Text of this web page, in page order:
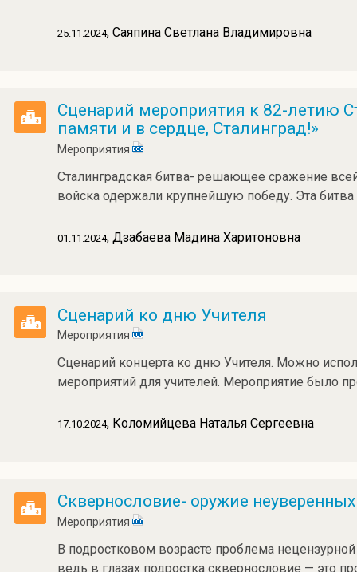
25.11.2024, Саяпина Светлана Владимировна
Сценарий мероприятия к 82-летию
памяти и в сердце, Сталинград!»
Мероприятия
Сталинградская битва- решающее сражение
войска одержали крупнейшую победу. Эта
01.11.2024, Дзабаева Мадина Харитоновна
Сценарий ко дню Учителя
Мероприятия
Сценарий концерта ко дню Учителя. Можно
мероприятий для учителей. Мероприятие было
17.10.2024, Коломийцева Наталья Сергеевна
Сквернословие- оружие
Мероприятия
В подростковом возрасте проблема
ведь в глазах подростка сквернословие — это